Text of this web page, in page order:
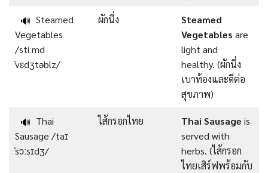
🔊 Steamed
Vegetables
/stiːmd
ˈvɛdʒtəblz/
ผักนึ่ง
Steamed
Vegetables are
light and
healthy. (ผักนึ่ง
เบาท้องและดีต่อ
สุขภาพ)
🔊 Thai
Sausage /taɪ
ˈsɔːsɪdʒ/
ไส้กรอกไทย Thai Sausage is
served with
herbs. (ไส้กรอก
ไทยเสิร์ฟพร้อมกับ